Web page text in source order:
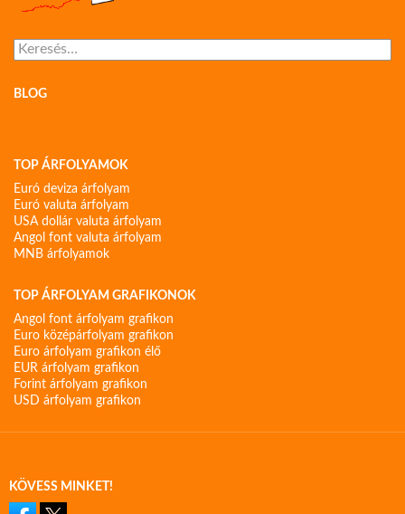
Keresés:
BLOG
TOP ÁRFOLYAMOK
Euró deviza árfolyam
Euró valuta árfolyam
USA dollár valuta árfolyam
Angol font valuta árfolyam
MNB árfolyamok
TOP ÁRFOLYAM GRAFIKONOK
Angol font árfolyam grafikon
Euro középárfolyam grafikon
Euro árfolyam grafikon élő
EUR árfolyam grafikon
Forint árfolyam grafikon
USD árfolyam grafikon
KÖVESS MINKET!